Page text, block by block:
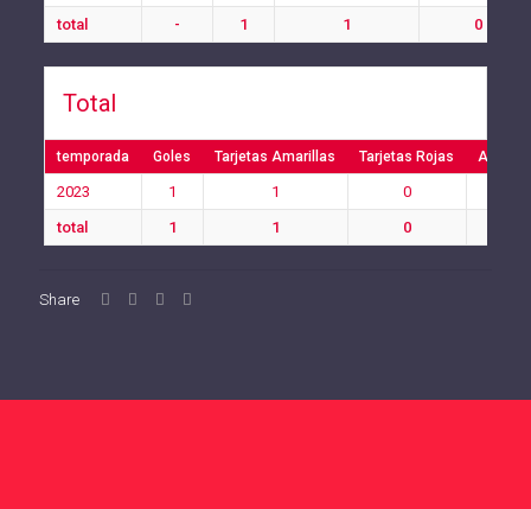
total
- 1 1 0
Total
temporada Goles Tarjetas Amarillas Tarjetas Rojas Auto
2023 1 1 0
total
1 1 0
Share